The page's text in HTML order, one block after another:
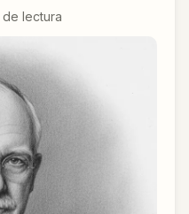
de lectura